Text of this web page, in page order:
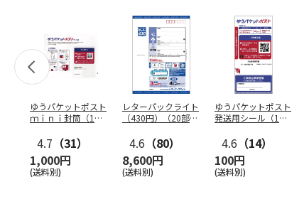
ゆうパケットポスト
ｍｉｎｉ封筒（1個
4.7 （31）
1,000円
(送料別)
レターパックライト
（430円）（20部セ
4.6 （80）
8,600円
(送料別)
ゆうパケットポスト
発送用シール（1個
4.6 （14）
100円
(送料別)